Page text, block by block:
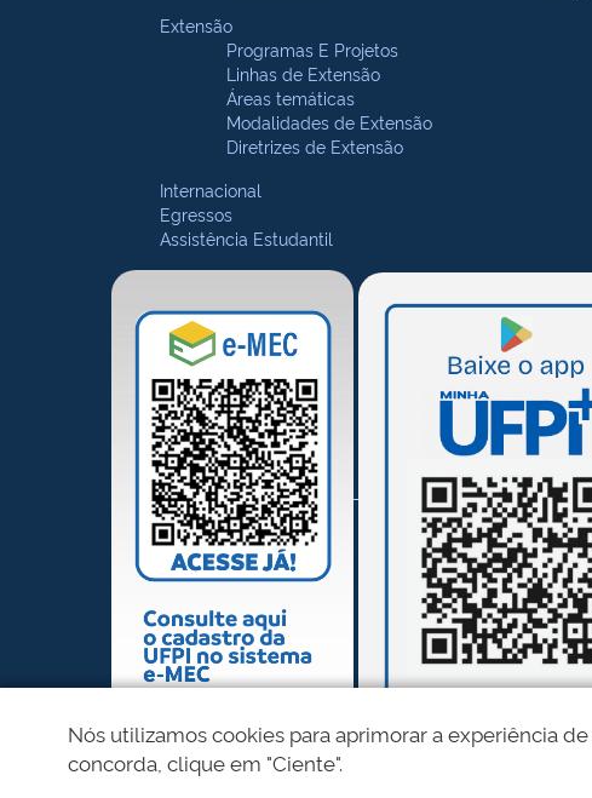
Extensão
Programas E Projetos
Linhas de Extensão
Áreas temáticas
Modalidades de Extensão
Diretrizes de Extensão
Internacional
Egressos
Assistência Estudantil
Nós utilizamos cookies para aprimorar a experiência
concorda, clique em "Ciente".